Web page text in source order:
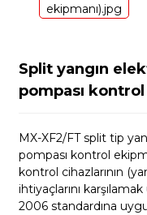
Split yangın
pompası
MX-XF2/FT split tip
pompası kontrol
kontrol cihazlarının
ihtiyaçlarını
2006 standardına